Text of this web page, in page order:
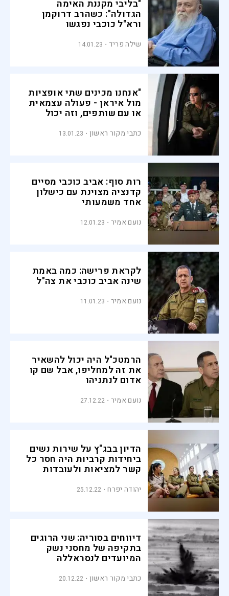
"בליבי מקננת האימה
הגדולה": כשהרב דרוקמן
ורא"ל כוכבי נפגשו
שילה פריד 14.01.23
"אנחנו מכינים שתי אופציות
מול איראן - פעולה עצמאית
או עם שותפים, וזה יכול
כתבי מקור ראשון 13.01.23
רות סוף: אביב כוכבי מסיים
קדנציה מצוינת עם כישלון
אחד משמעותי
נועם אמיר 12.01.23
לקראת פרישה: כמה באמת
שינה אביב כוכבי את צה"ל
נועם אמיר 11.01.23
הרמטכ"ל היה יכול להשאיר
את זה למחליפו, אבל שם קו
אדום לנתניהו
נועם אמיר 27.12.22
הדיון בבג"ץ על שירות נשים
ביחידות קרביות היה חסר כל
קשר למציאות ולעובדות
יהודה יפרח 25.12.22
דיווחים בסוריה: שני הרוגים
בתקיפה של מחסני נשק
המיועדים לנסראללה
כתבי מקור ראשון 20.12.22